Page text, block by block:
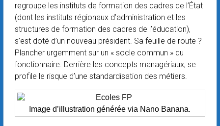
regroupe les instituts de formation des cadres de l’État
(dont les instituts régionaux d’administration et les
structures de formation des cadres de l’éducation),
s’est doté d’un nouveau président. Sa feuille de route ?
Plancher urgemment sur un « socle commun » du
fonctionnaire. Derrière les concepts managériaux, se
profile le risque d’une standardisation des métiers.
Image d’illustration générée via Nano Banana.